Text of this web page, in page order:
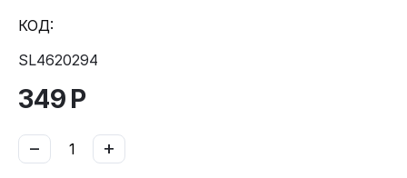
КОД:
SL4620294
349 Р
+
−